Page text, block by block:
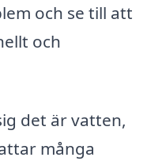
och se till att
och
det är vatten,
många